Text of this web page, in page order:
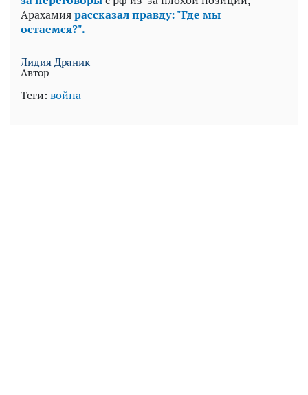
Арахамиярассказал правду: "Где мы
остаемся?".
Лидия Драник
Автор
Теги: война